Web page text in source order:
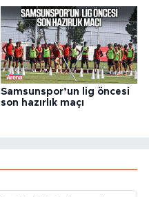
Samsunspor’un lig öncesi
son hazırlık maçı